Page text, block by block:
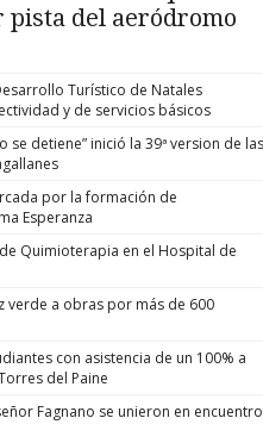
del aeródromo
Turístico de Natales
y de servicios básicos
detiene” inició la 39ª version de las
por la formación de
Esperanza
Quimioterapia en el Hospital de
verde a obras por más de 600
con asistencia de un 100% a
del Paine
Fagnano se unieron en encuentro